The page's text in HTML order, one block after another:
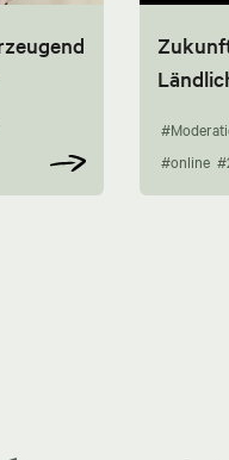
#online